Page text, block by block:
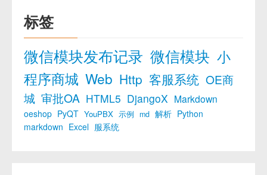
标签
微信模块发布记录 微信模块 小
程序商城 Web Http 客服系统 OE商
城 审批OA HTML5 DjangoX Markdown
oeshop PyQT YouPBX 示例 md 解析 Python
markdown Excel 服系统